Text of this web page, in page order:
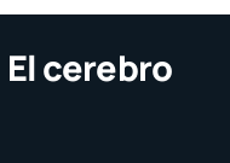
cerebro